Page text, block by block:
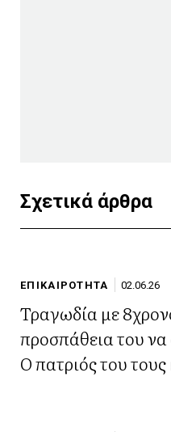
Σχετικά άρθρα
ΕΠΙΚΑΙΡΟΤΗΤΑ 02.06.26
Τραγωδία με
προσπάθεια του
Ο πατριός του